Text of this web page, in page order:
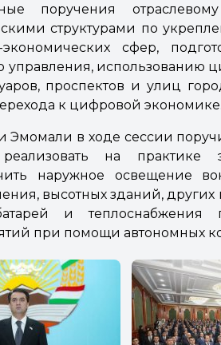
поручения
структурами по
сфер,
использованию
проспектов и улиц
к цифровой экономике.
Эмомали в ходе сессии
на практике
наружное освещение
высотных зданий,
и теплоснабжения
при помощи автономных